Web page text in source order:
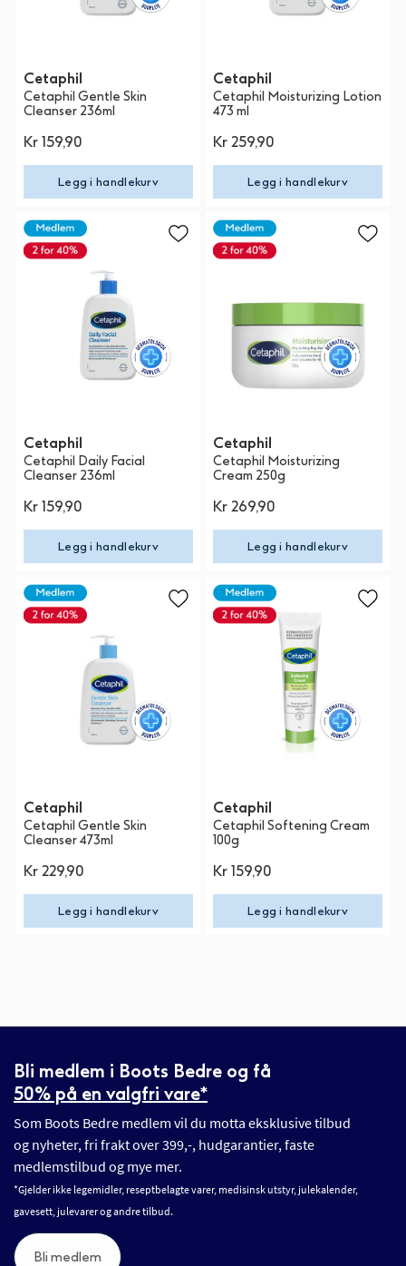
Cetaphil
Cetaphil Gentle Skin
Cleanser 236ml
Kr 159,90
Legg i handlekurv
Cetaphil
Cetaphil Moisturizing Lotion
473 ml
Kr 259,90
Legg i handlekurv
Cetaphil
Cetaphil Daily Facial
Cleanser 236ml
Kr 159,90
Legg i handlekurv
Cetaphil
Cetaphil Moisturizing
Cream 250g
Kr 269,90
Legg i handlekurv
Cetaphil
Cetaphil Gentle Skin
Cleanser 473ml
Kr 229,90
Legg i handlekurv
Cetaphil
Cetaphil Softening Cream
100g
Kr 159,90
Legg i handlekurv
Bli medlem i Boots Bedre og få
50% på en valgfri vare*
Som Boots Bedre medlem vil du motta eksklusive tilbud
og nyheter, fri frakt over 399,-, hudgarantier, faste
medlemstilbud og mye mer.
*Gjelder ikke legemidler, reseptbelagte varer, medisinsk utstyr, julekalender,
gavesett, julevarer og andre tilbud.
Bli medlem